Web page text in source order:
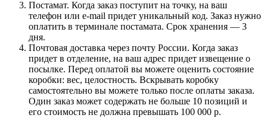
Постамат. Когда заказ поступит на точку, на ваш
телефон или e-mail придет уникальный код. Заказ нужно
оплатить в терминале постамата. Срок хранения — 3
дня.
Почтовая доставка через почту России. Когда заказ
придет в отделение, на ваш адрес придет извещение о
посылке. Перед оплатой вы можете оценить состояние
коробки: вес, целостность. Вскрывать коробку
самостоятельно вы можете только после оплаты заказа.
Один заказ может содержать не больше 10 позиций и
его стоимость не должна превышать 100 000 р.